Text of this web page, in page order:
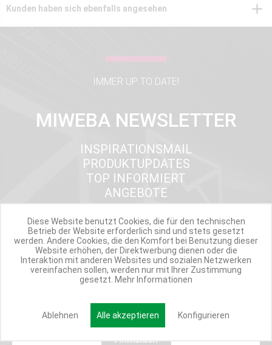
Kunden haben sich ebenfalls angesehen
IMMER UP TO DATE!
MIWEBA NEWSLETTER
INSPIRATIONSMAIL
PRODUKTUPDATES
TOP INFORMIERT
ANGEBOTE
Werde Teil der Miweba Community!
Verpasse nie wieder exklusive Newsletter-Rabatte und Aktionen
Anmelden
Diese Website benutzt Cookies, die für den technischen
Betrieb der Website erforderlich sind und stets gesetzt
werden. Andere Cookies, die den Komfort bei Benutzung dieser
Website erhöhen, der Direktwerbung dienen oder die
Interaktion mit anderen Websites und sozialen Netzwerken
vereinfachen sollen, werden nur mit Ihrer Zustimmung
gesetzt. Mehr Informationen
Ablehnen Alle akzeptieren Konfigurieren